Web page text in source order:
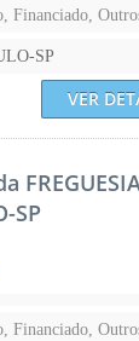
Financiado,
SP
VER
SP
Financiado,